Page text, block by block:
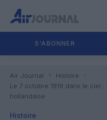
S'ABONNER
Air Journal
Histoire
Le 7 octobre 1919 dans le ciel
hollandaise
Histoire